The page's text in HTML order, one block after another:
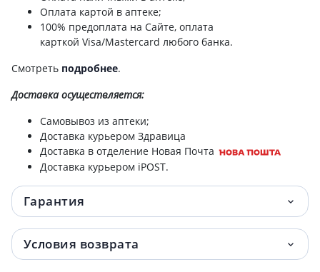
Фиточай иван-чай 1,5г пак №20
Чабреца трава 1,5г ф/п №20
Фенхеля плоды 1,5г №20
Солодки корень фильтр-пак 1,5г №20 88.40 грн.
Исландский мох фильтр-пак 1,5г №20 94.10 грн.
Тмина плоды 50г 97 грн.
Пол-пала трава 40г
Оплата картой в аптеке;
100% предоплата на Сайте, оплата
карткой Visa/Mastercard любого банка.
Смотреть подробнее.
Доставкаосуществляется:
Самовывоз из аптеки;
Доставка курьером Здравица
Доставка в отделение Новая Почта
Доставка курьером iPOST.
Гарантия
Условия возврата